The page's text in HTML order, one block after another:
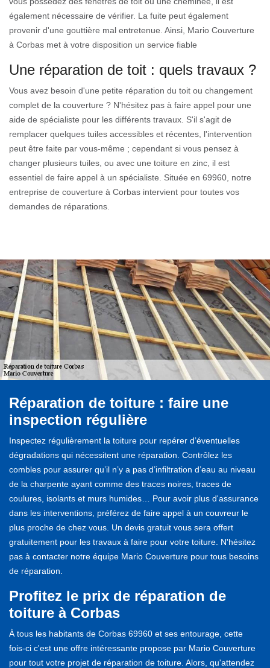
également nécessaire de vérifier. La fuite peut également
provenir d'une gouttière mal entretenue. Ainsi, Mario Couverture
à Corbas met à votre disposition un service fiable
Une réparation de toit : quels travaux ?
Vous avez besoin d'une petite réparation du toit ou changement
complet de la couverture ? N'hésitez pas à faire appel pour une
aide de spécialiste pour les différents travaux. S'il s'agit de
remplacer quelques tuiles accessibles et récentes, l'intervention
peut être faite par vous-même ; cependant si vous pensez à
changer plusieurs tuiles, ou avec une toiture en zinc, il est
essentiel de faire appel à un spécialiste. Située en 69960, notre
entreprise de couverture à Corbas intervient pour toutes vos
demandes de réparations.
Réparation de toiture : faire une
inspection régulière
Inspectez régulièrement la toiture pour repérer d’éventuelles
dégradations qui nécessitent une réparation. Contrôlez les
combles pour assurer qu’il n’y a pas d’infiltration d’eau au niveau
de la charpente ayant comme des traces noires, traces de
coulures, isolants et murs humides… Pour avoir plus d'assurance
dans les interventions, préférez de faire appel à un couvreur le
plus proche de chez vous. Un devis gratuit vous sera offert
gratuitement pour les travaux à faire pour votre toiture. N'hésitez
pas à contacter notre équipe Mario Couverture pour tous besoins
de réparation.
Profitez le prix de réparation de
toiture à Corbas
À tous les habitants de Corbas 69960 et ses entourage, cette
fois-ci c'est une offre intéressante propose par Mario Couverture
pour tout votre projet de réparation de toiture. Alors, qu'attendez